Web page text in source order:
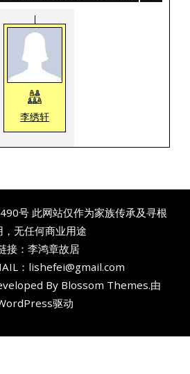
李绣轩
号 此网站仅作为家族传承及寻根
，无任何商业用途
接： 李鸿章故居
：lishefei@gmail.com
By Blossom Themes.由
驱动